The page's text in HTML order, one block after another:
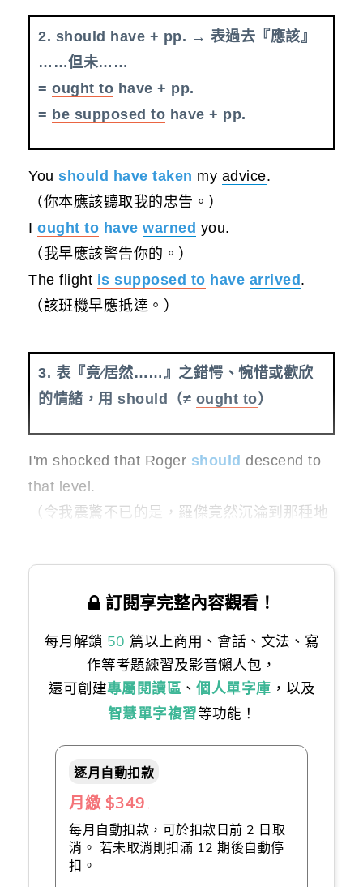
2. should have + pp. → 表過去『應該』
……但未……
= ought to have + pp.
= be supposed to have + pp.
You should have taken my advice.
（你本應該聽取我的忠告。）
I ought to have warned you.
（我早應該警告你的。）
The flight is supposed to have arrived.
（該班機早應抵達。）
3. 表『竟∕居然……』之錯愕、惋惜或歡欣
的情緒，用 should（≠ ought to）
I'm shocked that Roger should descend to
that level.
（令我震驚不已的是，羅傑竟然沉淪到那種地
訂閱享完整內容觀看！
每月解鎖 50 篇以上商用、會話、文法、寫
作等考題練習及影音懶人包，
還可創建專屬閱讀區 、 個人單字庫 ，以及
智慧單字複習等功能！
逐月自動扣款
月繳 $349
每月自動扣款，可於扣款日前 2 日取
消。 若未取消則扣滿 12 期後自動停
扣。